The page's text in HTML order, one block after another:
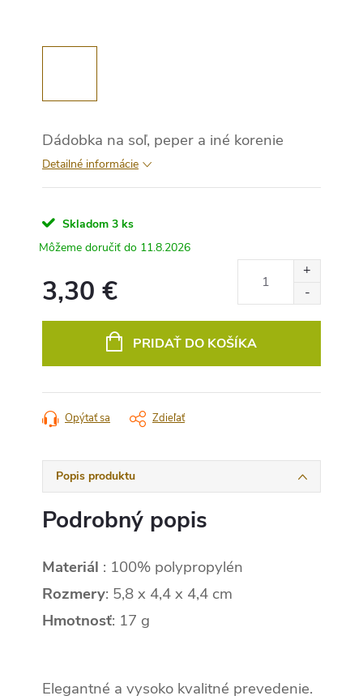
Dádobka na soľ, peper a iné korenie
Detailné informácie
Skladom 3 ks
11.8.2026
3,30 €
PRIDAŤ DO KOŠÍKA
Opýtať sa Zdieľať
Popis produktu
Podrobný popis
Materiál : 100% polypropylén
Rozmery: 5,8 x 4,4 x 4,4 cm
Hmotnosť: 17 g
Elegantné a vysoko kvalitné prevedenie.